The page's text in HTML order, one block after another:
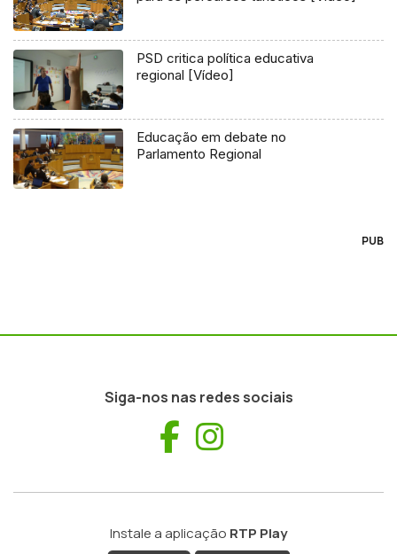
PSD critica política educativa
regional [Vídeo]
Educação em debate no
Parlamento Regional
PUB
Siga-nos nas redes sociais
Facebook
Instale a aplicação RTP Play